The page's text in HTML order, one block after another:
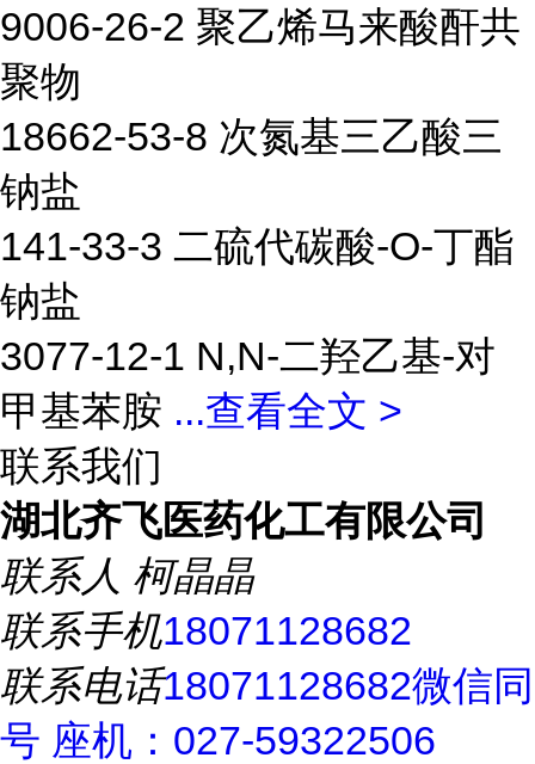
9006-26-2 聚乙烯马来酸酐共
聚物
18662-53-8 次氮基三乙酸三
钠盐
141-33-3 二硫代碳酸-O-丁酯
钠盐
3077-12-1 N,N-二羟乙基-对
甲基苯胺 ...查看全文 >
联系我们
湖北齐飞医药化工有限公司
联系人 柯晶晶
联系手机18071128682
联系电话18071128682微信同
号 座机：027-59322506